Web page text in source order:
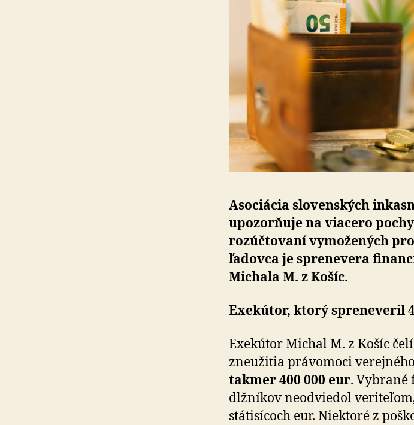
Asociácia slovenských
upozorňuje na viacero
rozúčtovaní vymožených
ľadovca je sprenevera
Michala M. z Košíc.
Exekútor, ktorý spreneveril
Exekútor Michal M. z Košíc
zneužitia právomoci
takmer 400 000 eur. Vybrané
dlžníkov neodviedol
státisícoch eur. Niektoré z